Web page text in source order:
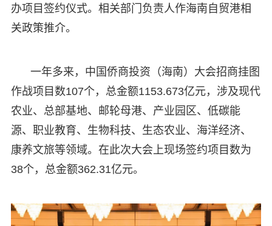
办项目签约仪式。相关部门负责人作海南自贸港相
关政策推介。
一年多来，中国侨商投资（海南）大会招商挂图
作战项目数107个，总金额1153.673亿元，涉及现代
农业、总部基地、邮轮母港、产业园区、低碳能
源、职业教育、生物科技、生态农业、海洋经济、
康养文旅等领域。在此次大会上现场签约项目数为
38个，总金额362.31亿元。